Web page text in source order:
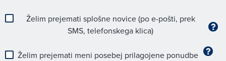
Želim prejemati splošne novice (po e-pošti, prek
SMS, telefonskega klica)
Želim prejemati meni posebej prilagojene ponudbe